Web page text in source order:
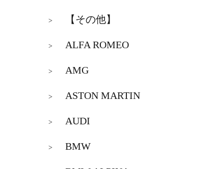
> 【その他】
> ALFA ROMEO
> AMG
> ASTON MARTIN
> AUDI
> BMW